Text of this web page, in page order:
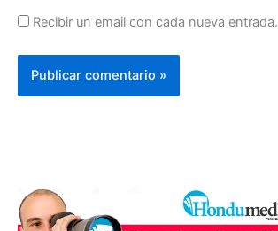
Recibir un email con cada nueva entrada.